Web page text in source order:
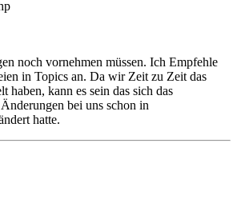
noch vornehmen müssen. Ich Empfehle
in Topics an. Da wir Zeit zu Zeit das
haben, kann es sein das sich das
bei uns schon in
hatte.